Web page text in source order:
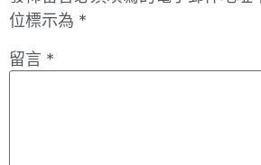
位標示為 *
留言 *